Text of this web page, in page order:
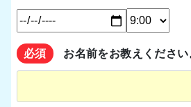
必須 お名前をお教えください